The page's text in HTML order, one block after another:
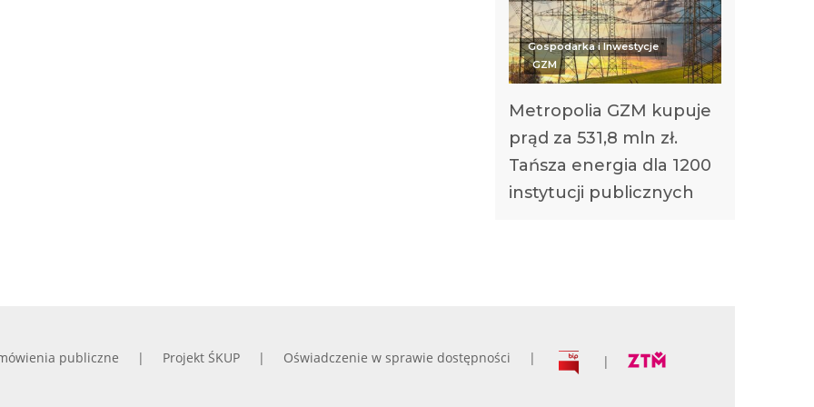
Gospodarka i Inwestycje
GZM
Metropolia GZM kupuje
prąd za 531,8 mln zł.
Tańsza energia dla 1200
instytucji publicznych
publiczne Projekt ŚKUP Oświadczenie w sprawie dostępności